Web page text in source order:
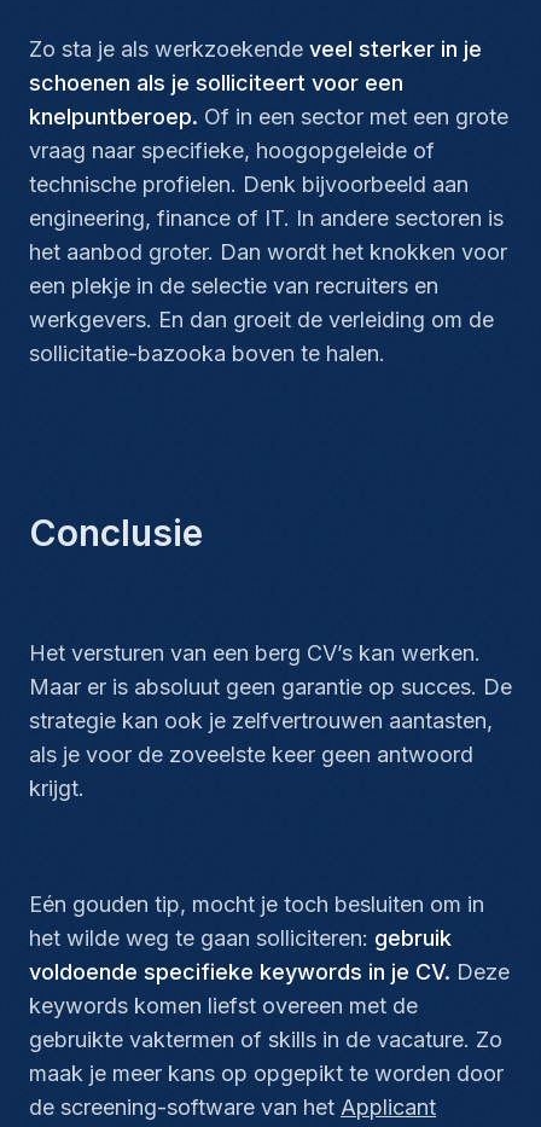
Zo sta je als werkzoekende veel sterker in je
schoenen als je solliciteert voor een
knelpuntberoep. Of in een sector met een grote
vraag naar specifieke, hoogopgeleide of
technische profielen. Denk bijvoorbeeld aan
engineering, finance of IT. In andere sectoren is
het aanbod groter. Dan wordt het knokken voor
een plekje in de selectie van recruiters en
werkgevers. En dan groeit de verleiding om de
sollicitatie-bazooka boven te halen.
Conclusie
Het versturen van een berg CV’s kan werken.
Maar er is absoluut geen garantie op succes. De
strategie kan ook je zelfvertrouwen aantasten,
als je voor de zoveelste keer geen antwoord
krijgt.
Eén gouden tip, mocht je toch besluiten om in
het wilde weg te gaan solliciteren: gebruik
voldoende specifieke keywords in je CV. Deze
keywords komen liefst overeen met de
gebruikte vaktermen of skills in de vacature. Zo
maak je meer kans op opgepikt te worden door
de screening-software van het Applicant